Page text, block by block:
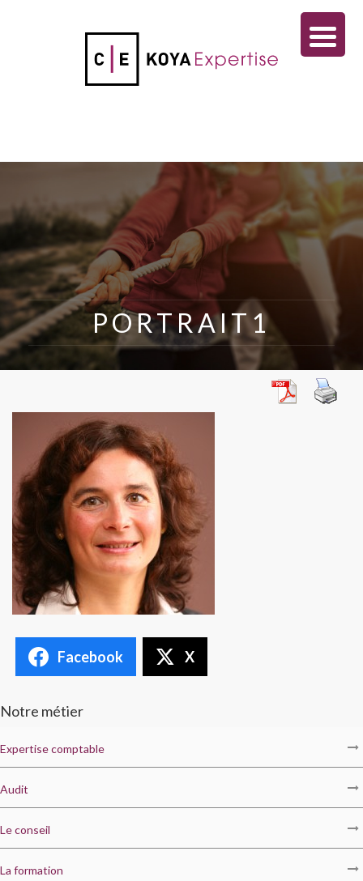
PORTRAIT1
Facebook X
Notre métier
Expertise comptable
Audit
Le conseil
La formation